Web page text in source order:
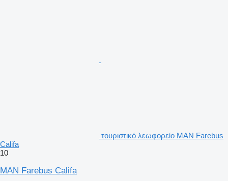
τουριστικό λεωφορείο MAN Farebus
Califa
10
MAN Farebus Califa